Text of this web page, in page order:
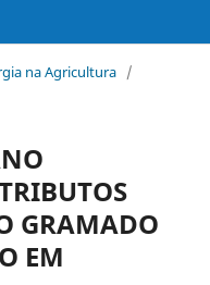
na Agricultura /
GRAMADO
EM